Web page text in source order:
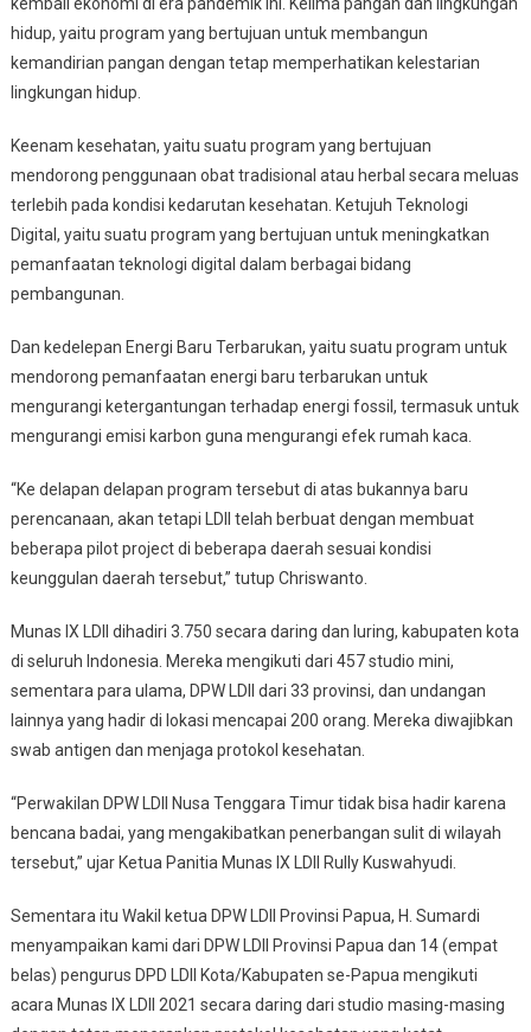
hidup, yaitu program yang bertujuan untuk membangun
kemandirian pangan dengan tetap memperhatikan kelestarian
lingkungan hidup.
Keenam kesehatan, yaitu suatu program yang bertujuan
mendorong penggunaan obat tradisional atau herbal secara meluas
terlebih pada kondisi kedarutan kesehatan. Ketujuh Teknologi
Digital, yaitu suatu program yang bertujuan untuk meningkatkan
pemanfaatan teknologi digital dalam berbagai bidang
pembangunan.
Dan kedelepan Energi Baru Terbarukan, yaitu suatu program untuk
mendorong pemanfaatan energi baru terbarukan untuk
mengurangi ketergantungan terhadap energi fossil, termasuk untuk
mengurangi emisi karbon guna mengurangi efek rumah kaca.
“Ke delapan delapan program tersebut di atas bukannya baru
perencanaan, akan tetapi LDII telah berbuat dengan membuat
beberapa pilot project di beberapa daerah sesuai kondisi
keunggulan daerah tersebut,” tutup Chriswanto.
Munas IX LDII dihadiri 3.750 secara daring dan luring, kabupaten kota
di seluruh Indonesia. Mereka mengikuti dari 457 studio mini,
sementara para ulama, DPW LDII dari 33 provinsi, dan undangan
lainnya yang hadir di lokasi mencapai 200 orang. Mereka diwajibkan
swab antigen dan menjaga protokol kesehatan.
“Perwakilan DPW LDII Nusa Tenggara Timur tidak bisa hadir karena
bencana badai, yang mengakibatkan penerbangan sulit di wilayah
tersebut,” ujar Ketua Panitia Munas IX LDII Rully Kuswahyudi.
Sementara itu Wakil ketua DPW LDII Provinsi Papua, H. Sumardi
menyampaikan kami dari DPW LDII Provinsi Papua dan 14 (empat
belas) pengurus DPD LDII Kota/Kabupaten se-Papua mengikuti
acara Munas IX LDII 2021 secara daring dari studio masing-masing